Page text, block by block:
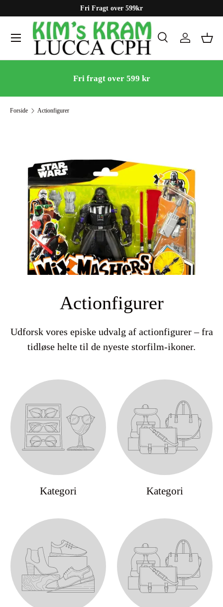
Gå til indhold
Fri Fragt over 599kr
Søg
Søg Log indKurv
Menu
Fri fragt over 599 kr
Forside Actionfigurer
Actionfigurer
Udforsk vores episke udvalg af actionfigurer – fra
tidløse helte til de nyeste storfilm-ikoner.
Kategori Kategori